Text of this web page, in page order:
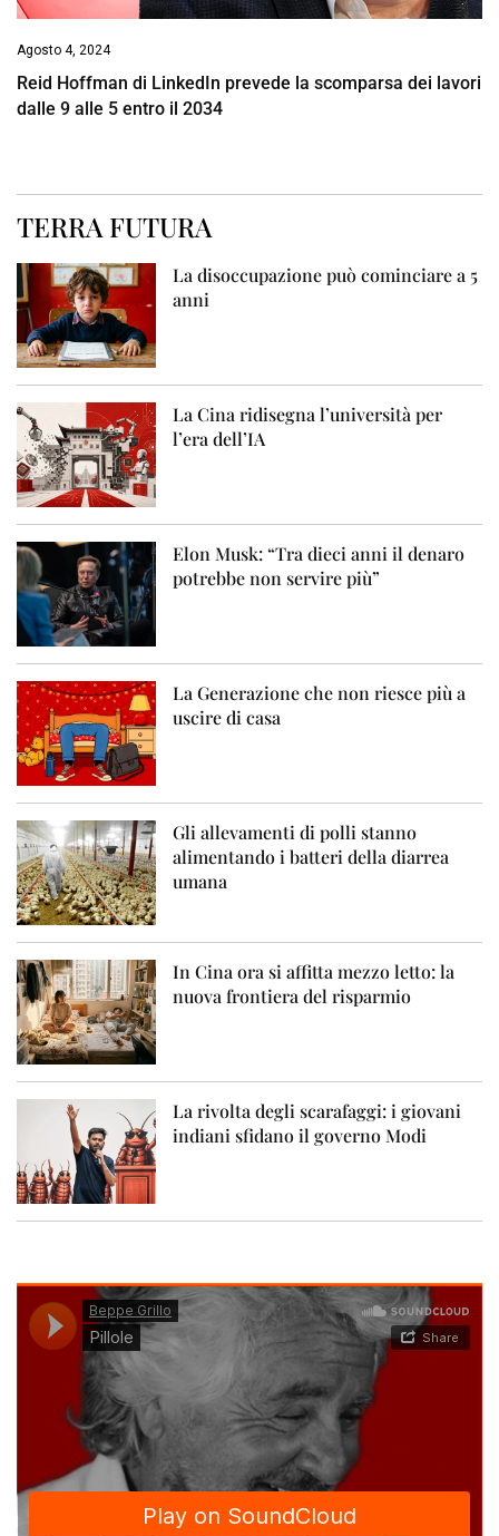
Agosto 4, 2024
Reid Hoffman di LinkedIn prevede la scomparsa dei lavori
dalle 9 alle 5 entro il 2034
TERRA FUTURA
La disoccupazione può cominciare a 5
anni
La Cina ridisegna l’università per
l’era dell’IA
Elon Musk: “Tra dieci anni il denaro
potrebbe non servire più”
La Generazione che non riesce più a
uscire di casa
Gli allevamenti di polli stanno
alimentando i batteri della diarrea
umana
In Cina ora si affitta mezzo letto: la
nuova frontiera del risparmio
La rivolta degli scarafaggi: i giovani
indiani sfidano il governo Modi